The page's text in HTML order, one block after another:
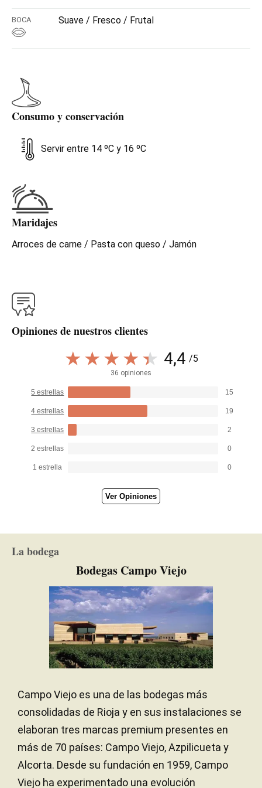
BOCA Suave / Fresco / Frutal
Consumo y conservación
Servir entre 14 ºC y 16 ºC
Maridajes
Arroces de carne / Pasta con queso / Jamón
Opiniones de nuestros clientes
4,4 /5
36 opiniones
5 estrellas 15
4 estrellas 19
3 estrellas 2
2 estrellas 0
1 estrella 0
Ver Opiniones
La bodega
Bodegas Campo Viejo
Campo Viejo es una de las bodegas más
consolidadas de Rioja y en sus instalaciones se
elaboran tres marcas premium presentes en
más de 70 países: Campo Viejo, Azpilicueta y
Alcorta. Desde su fundación en 1959, Campo
Viejo ha experimentado una evolución